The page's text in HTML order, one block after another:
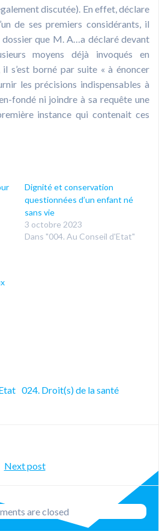
discutée). En effet, déclare
de ses premiers considérants, il
que M. A…a déclaré devant
moyens déjà invoqués en
s’est borné par suite « à énoncer
les précisions indispensables à
fondé ni joindre à sa requête une
instance qui contenait ces
Dignité et conservation
questionnées d’un enfant né
sans vie
3 octobre 2023
Dans "004. Au Conseil d'Etat"
024. Droit(s) de la santé
Post
navigation
Next post
are closed